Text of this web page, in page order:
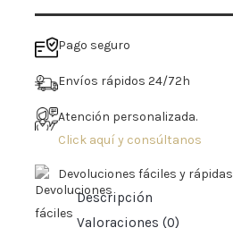
Pago seguro
Envíos rápidos 24/72h
Atención personalizada.
Click aquí y consúltanos
Devoluciones fáciles y rápidas
Descripción
Valoraciones (0)